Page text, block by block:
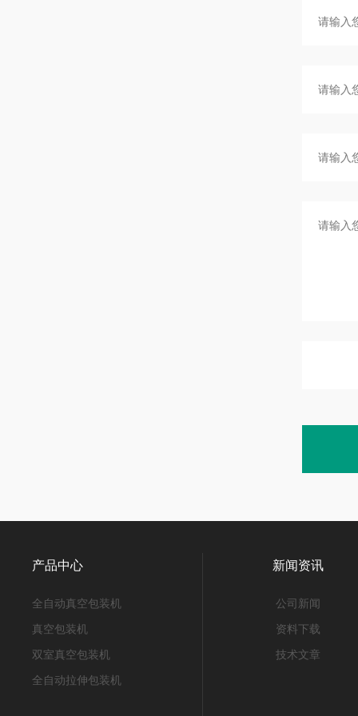
产品中心
全自动真空包装机
真空包装机
双室真空包装机
全自动拉伸包装机
新闻资讯
公司新闻
资料下载
技术文章